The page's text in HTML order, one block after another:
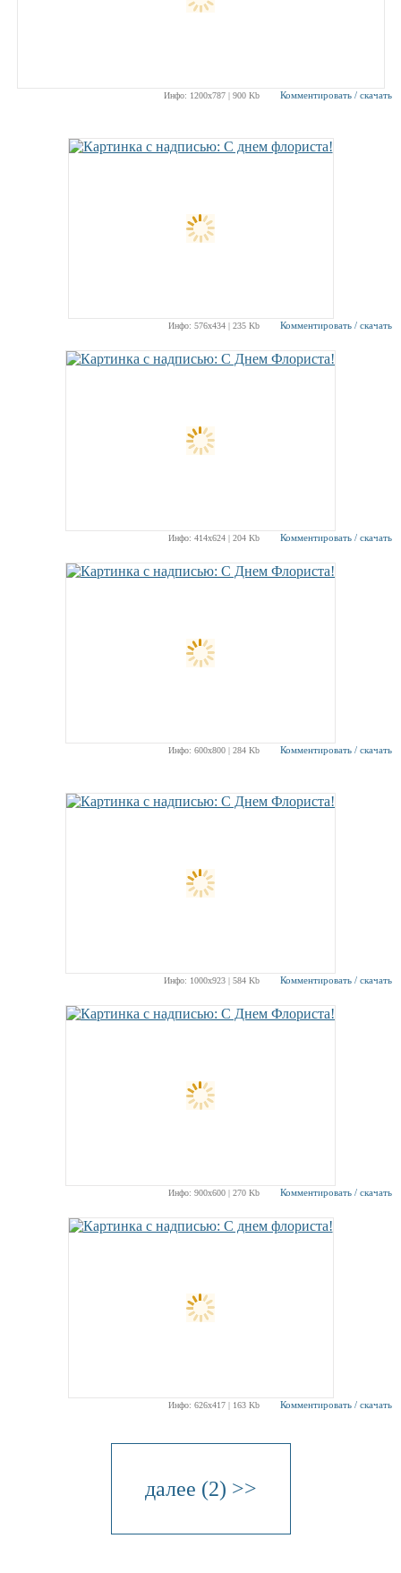
Инфо: 1200х787 | 900 Kb Комментировать / скачать
Инфо: 576х434 | 235 Kb Комментировать / скачать
Инфо: 414х624 | 204 Kb Комментировать / скачать
Инфо: 600х800 | 284 Kb Комментировать / скачать
Инфо: 1000х923 | 584 Kb Комментировать / скачать
Инфо: 900х600 | 270 Kb Комментировать / скачать
Инфо: 626х417 | 163 Kb Комментировать / скачать
далее (2) >>